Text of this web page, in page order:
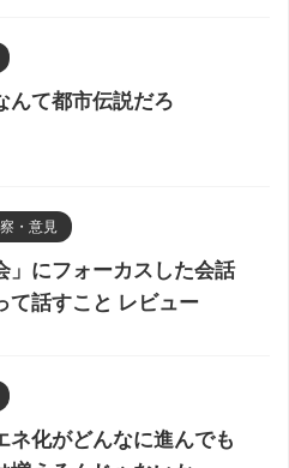
んて都市伝説だろ
・意見
」にフォーカスした会話
て話すこと レビュー
ネ化がどんなに進んでも